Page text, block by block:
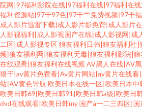
院网|97福利影院在线|97福利在线|97福利在
福利资源站|97干97色|97干艹免费视频|97干
成人影片迅雷下载|成人影片影免费|成人影片
人影视福利|成人影视国产在线|成人影视网|成
二区|成人影视专区狼友福利日韩|狼友福利社
频|狼友福利网|狼友福利无毒|狼友福利影院|
在线观看|狼友福利在线视频 AV黑人在线|AV
狠干|av黄片免费看|Av黄片网站|av黄片在线看
站|AV黄色导航 欧美日本在线一区|欧美日本
欧美日韩69|欧美日韩91|欧美日韩a级|欧美日
dvd在线观看|欧美日韩my 国产a一二三四区|